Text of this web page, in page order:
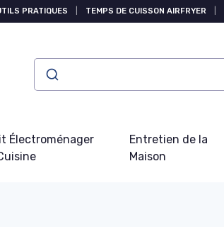
PRATIQUES TEMPS DE CUISSON AIRFRYER
Électroménager
Entretien de la
Maison